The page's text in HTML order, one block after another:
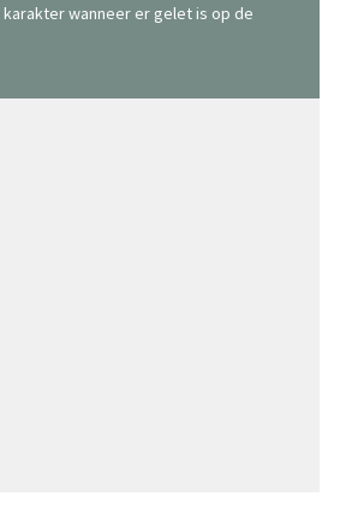
wanneer er gelet is op de